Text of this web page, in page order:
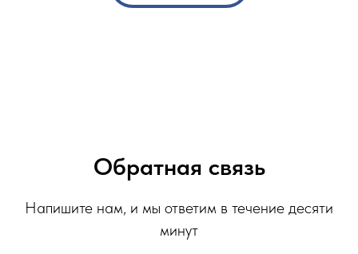
Обратная связь
Напишите нам, и мы ответим в течение десяти
минут